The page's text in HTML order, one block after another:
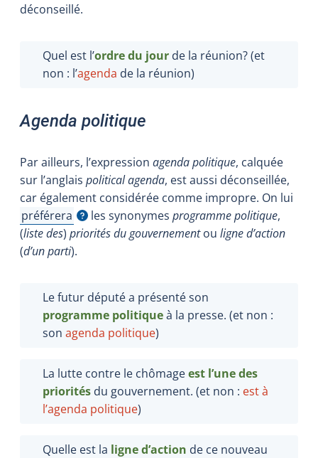
déconseillé.
Quel est l’ordre du jour de la réunion? (et
non : l’agenda de la réunion)
Agenda politique
Par ailleurs, l’expression agenda politique, calquée
sur l’anglais political agenda, est aussi déconseillée,
car également considérée comme impropre. On lui
préférera
Afficher l'infobulleles synonymes programme politique,
(liste des) priorités du gouvernementou ligne d’action
(d’un parti).
Le futur député a présenté son
programme politiqueà la presse. (et non :
son agenda politique)
La lutte contre le chômageest l’une des
priorités du gouvernement. (et non : est à
l’agenda politique)
Quelle est la ligne d’action de ce nouveau